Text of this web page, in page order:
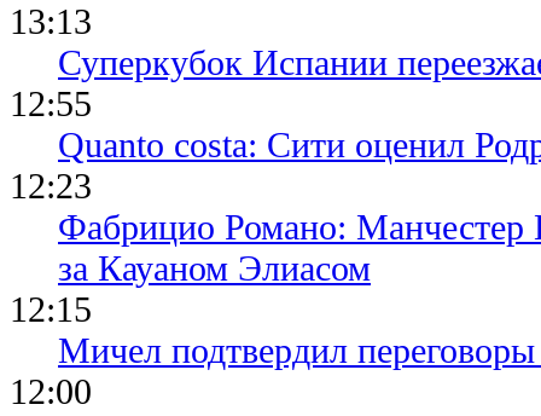
13:13
Суперкубок Испании
12:55
Quanto costa: Сити оценил
12:23
Фабрицио Романо: Манчестер
за Кауаном Элиасом
12:15
Мичел подтвердил
12:00